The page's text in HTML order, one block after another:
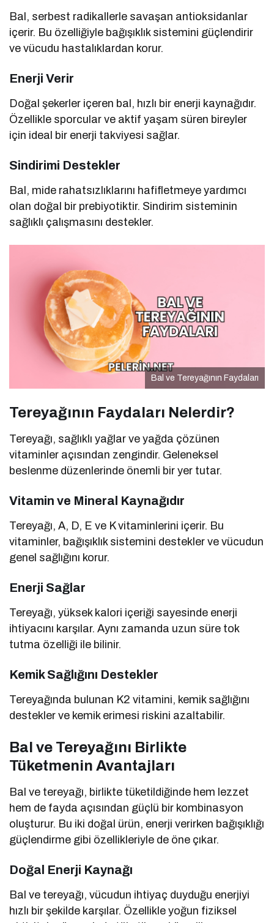
Bal, serbest radikallerle savaşan antioksidanlar
içerir. Bu özelliğiyle bağışıklık sistemini güçlendirir
ve vücudu hastalıklardan korur.
Enerji Verir
Doğal şekerler içeren bal, hızlı bir enerji kaynağıdır.
Özellikle sporcular ve aktif yaşam süren bireyler
için ideal bir enerji takviyesi sağlar.
Sindirimi Destekler
Bal, mide rahatsızlıklarını hafifletmeye yardımcı
olan doğal bir prebiyotiktir. Sindirim sisteminin
sağlıklı çalışmasını destekler.
Bal ve Tereyağının Faydaları
Tereyağının Faydaları Nelerdir?
Tereyağı, sağlıklı yağlar ve yağda çözünen
vitaminler açısından zengindir. Geleneksel
beslenme düzenlerinde önemli bir yer tutar.
Vitamin ve Mineral Kaynağıdır
Tereyağı, A, D, E ve K vitaminlerini içerir. Bu
vitaminler, bağışıklık sistemini destekler ve vücudun
genel sağlığını korur.
Enerji Sağlar
Tereyağı, yüksek kalori içeriği sayesinde enerji
ihtiyacını karşılar. Aynı zamanda uzun süre tok
tutma özelliği ile bilinir.
Kemik Sağlığını Destekler
Tereyağında bulunan K2 vitamini, kemik sağlığını
destekler ve kemik erimesi riskini azaltabilir.
Bal ve Tereyağını Birlikte
Tüketmenin Avantajları
Bal ve tereyağı, birlikte tüketildiğinde hem lezzet
hem de fayda açısından güçlü bir kombinasyon
oluşturur. Bu iki doğal ürün, enerji verirken bağışıklığı
güçlendirme gibi özellikleriyle de öne çıkar.
Doğal Enerji Kaynağı
Bal ve tereyağı, vücudun ihtiyaç duyduğu enerjiyi
hızlı bir şekilde karşılar. Özellikle yoğun fiziksel